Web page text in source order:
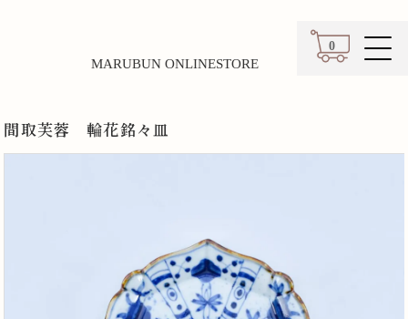
0
カート
MARUBUN ONLINESTORE
間取芙蓉 輪花銘々皿